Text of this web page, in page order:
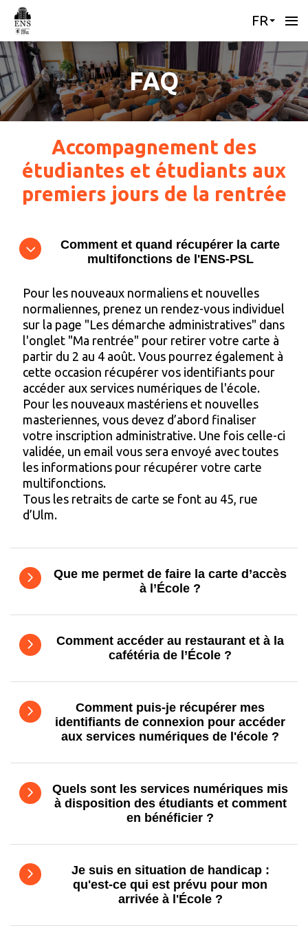
FR
FAQ
Accompagnement des
étudiantes et étudiants aux
premiers jours de la rentrée
Comment et quand récupérer la carte
multifonctions de l'ENS-PSL
Pour les nouveaux normaliens et nouvelles
normaliennes, prenez un rendez-vous individuel
sur la page "Les démarche administratives" dans
l'onglet "Ma rentrée" pour retirer votre carte à
partir du 2 au 4 août. Vous pourrez également à
cette occasion récupérer vos identifiants pour
accéder aux services numériques de l'école.
Pour les nouveaux mastériens et nouvelles
masteriennes, vous devez d’abord finaliser
votre inscription administrative. Une fois celle-ci
validée, un email vous sera envoyé avec toutes
les informations pour récupérer votre carte
multifonctions.
Tous les retraits de carte se font au 45, rue
d’Ulm.
Que me permet de faire la carte d’accès
à l’École ?
Comment accéder au restaurant et à la
cafétéria de l’École ?
Comment puis-je récupérer mes
identifiants de connexion pour accéder
aux services numériques de l'école ?
Quels sont les services numériques mis
à disposition des étudiants et comment
en bénéficier ?
Je suis en situation de handicap :
qu'est-ce qui est prévu pour mon
arrivée à l'École ?